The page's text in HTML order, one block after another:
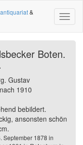
&
Boten.
Gustav
1910
bebildert.
ansonsten schön
September 1878 in